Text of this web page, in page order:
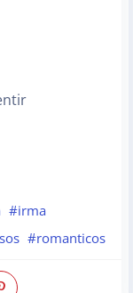
#irma
#romanticos